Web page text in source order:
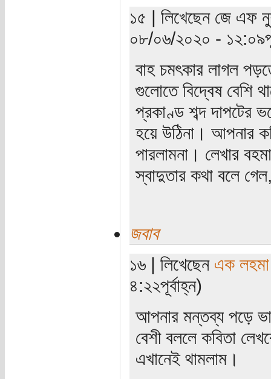
১৫ | লিখেছেন জে এফ
০৮/০৬/২০২০ -
বাহ চমৎকার লাগল
গুলোতে বিদ্বেষ
প্রকাণ্ড শব্দ দাপটের
হয়ে উঠিনা। আপনার
পারলামনা। লেখার
স্বাদুতার কথা বলে
জবাব
১৬ | লিখেছেন এক লহমা
৪:২২পূর্বাহ্ন)
আপনার মন্তব্য পড়ে
বেশী বললে কবিতা
এখানেই থামলাম।